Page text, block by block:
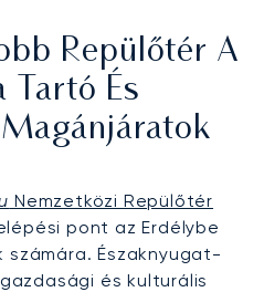
Repülőtér A
Tartó És
Nemzetközi Repülőtér
pont az Erdélybe
Északnyugat-
és kulturális